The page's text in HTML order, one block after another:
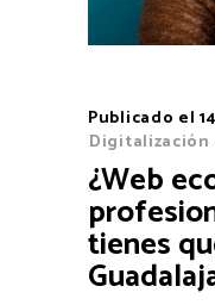
Publicado el
Digitalización
¿Web
tienes